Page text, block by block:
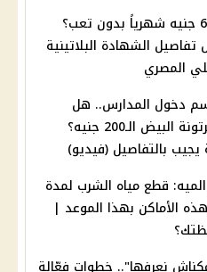
إزاي تربح 6500 جنيه شهرياً بدون تعب؟
الشهادة البلاتينية
المصري
دخول المدارس.. هل
يتجاوز سعر كرتونة البيض الـ200 جنيه؟
بالتفاصيل (فيديو)
قطع مياه الشرب لمدة
هذه الأماكن بهذا الموعد |
نعرفها".. خطوات فعّالة